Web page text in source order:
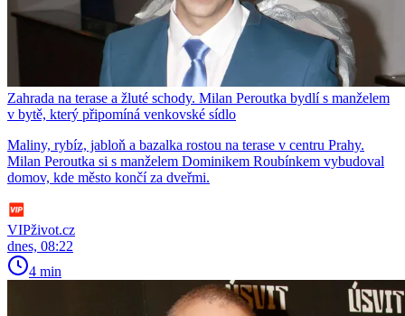
Zahrada na terase a žluté schody. Milan Peroutka bydlí s manželem
v bytě, který připomíná venkovské sídlo
Maliny, rybíz, jabloň a bazalka rostou na terase v centru Prahy.
Milan Peroutka si s manželem Dominikem Roubínkem vybudoval
domov, kde město končí za dveřmi.
VIPživot.cz
dnes, 08:22
4 min